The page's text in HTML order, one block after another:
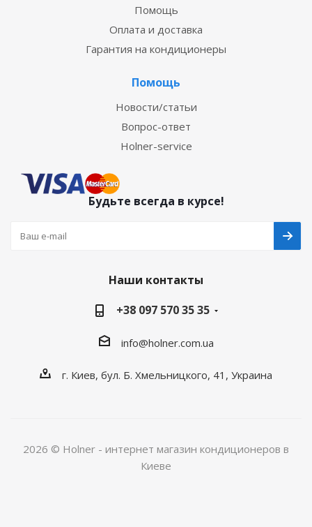
Помощь
Оплата и доставка
Гарантия на кондиционеры
Помощь
Новости/статьи
Вопрос-ответ
Holner-service
Будьте всегда в курсе!
Наши контакты
+38 097 570 35 35
info@holner.com.ua
г. Киев, бул. Б. Хмельницкого, 41, Украина
2026 © Holner - интернет магазин кондиционеров в
Киеве